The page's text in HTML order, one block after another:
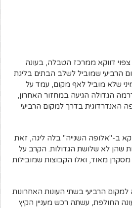
צפוי דווקא ממרכז הטבלה, בעונה
הרביעי שמוביל לשלב הבתים בליגת
שלא מוביל לאף מקום, עמד על
הגדולה הגיעה במחזור האחרון,
האנדרדוגית בדרך למקום הרביעי
ב-"אלופה השנייה" בלה ליגה, זאת
שהן לא שלושת הגדולות. הקרב על
מסקרן מאוד, ואלו הקבוצות שמובילות
הרביעי בשתי העונות האחרונות
החולפת, עשתה רכש מעניין הקיץ